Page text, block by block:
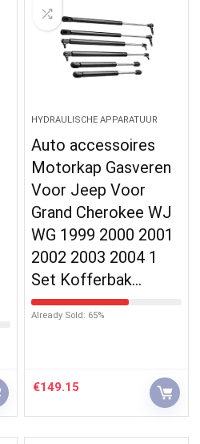
HYDRAULISCHE APPARATUUR
Auto accessoires
Motorkap Gasveren
Voor Jeep Voor
Grand Cherokee WJ
WG 1999 2000 2001
2002 2003 2004 1
Set Kofferbak…
Already Sold: 65%
€149.15